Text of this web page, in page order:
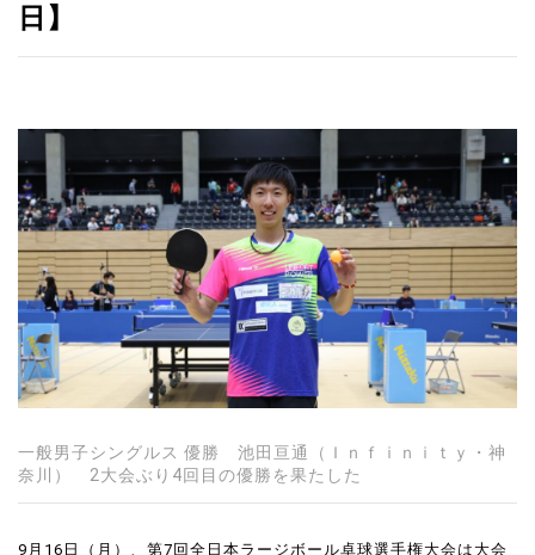
日】
一般男子シングルス 優勝 池田亘通（Ｉｎｆｉｎｉｔｙ・神
奈川） 2大会ぶり4回目の優勝を果たした
9月16日（月）、第7回全日本ラージボール卓球選手権大会は大会